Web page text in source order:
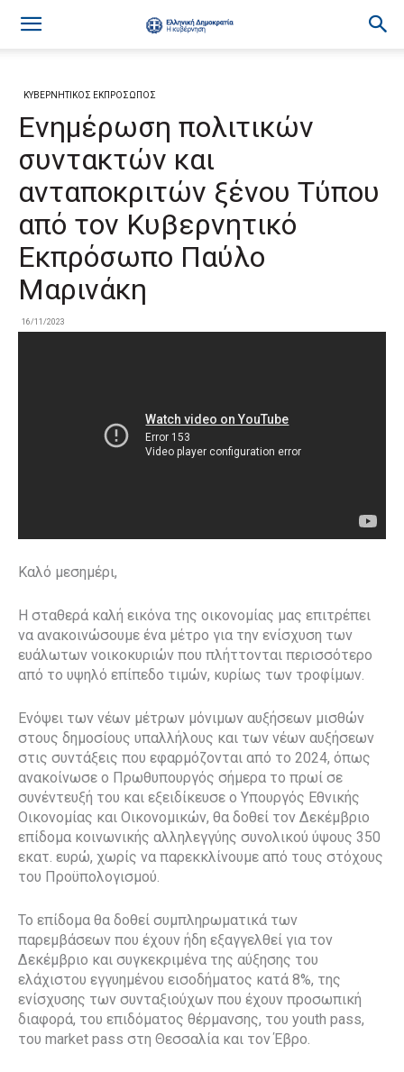
ΚΥΒΕΡΝΗΤΙΚΟΣ ΕΚΠΡΟΣΩΠΟΣ
Ενημέρωση πολιτικών
συντακτών και
ανταποκριτών ξένου Τύπου
από τον Κυβερνητικό
Εκπρόσωπο Παύλο
Μαρινάκη
16/11/2023
Καλό μεσημέρι,
Η σταθερά καλή εικόνα της οικονομίας μας επιτρέπει
να ανακοινώσουμε ένα μέτρο για την ενίσχυση των
ευάλωτων νοικοκυριών που πλήττονται περισσότερο
από το υψηλό επίπεδο τιμών, κυρίως των τροφίμων.
Ενόψει των νέων μέτρων μόνιμων αυξήσεων μισθών
στους δημοσίους υπαλλήλους και των νέων αυξήσεων
στις συντάξεις που εφαρμόζονται από το 2024, όπως
ανακοίνωσε ο Πρωθυπουργός σήμερα το πρωί σε
συνέντευξή του και εξειδίκευσε ο Υπουργός Εθνικής
Οικονομίας και Οικονομικών, θα δοθεί τον Δεκέμβριο
επίδομα κοινωνικής αλληλεγγύης συνολικού ύψους 350
εκατ. ευρώ, χωρίς να παρεκκλίνουμε από τους στόχους
του Προϋπολογισμού.
Το επίδομα θα δοθεί συμπληρωματικά των
παρεμβάσεων που έχουν ήδη εξαγγελθεί για τον
Δεκέμβριο και συγκεκριμένα της αύξησης του
ελάχιστου εγγυημένου εισοδήματος κατά 8%, της
ενίσχυσης των συνταξιούχων που έχουν προσωπική
διαφορά, του επιδόματος θέρμανσης, του youth pass,
του market pass στη Θεσσαλία και τον Έβρο.